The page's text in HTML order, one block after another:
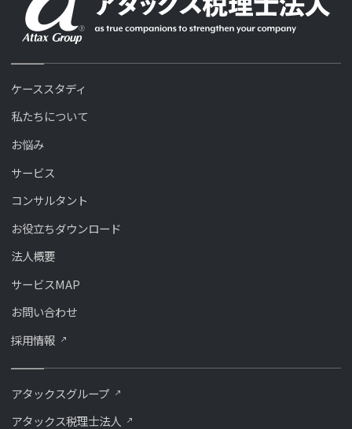
ケーススタディ
私たちについて
お悩み
サービス
コンサルタント
お役立ちダウンロード
法人概要
サービスMAP
お問い合わせ
採用情報
アタックスグループ
アタックス税理士法人